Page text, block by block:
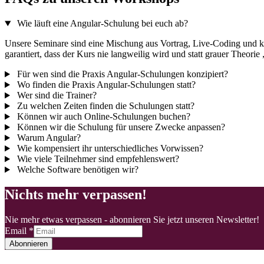
Wie läuft eine Angular-Schulung bei euch ab?
Unsere Seminare sind eine Mischung aus Vortrag, Live-Coding und
garantiert, dass der Kurs nie langweilig wird und statt grauer Theorie
Für wen sind die Praxis Angular-Schulungen konzipiert?
Wo finden die Praxis Angular-Schulungen statt?
Wer sind die Trainer?
Zu welchen Zeiten finden die Schulungen statt?
Können wir auch Online-Schulungen buchen?
Können wir die Schulung für unsere Zwecke anpassen?
Warum Angular?
Wie kompensiert ihr unterschiedliches Vorwissen?
Wie viele Teilnehmer sind empfehlenswert?
Welche Software benötigen wir?
Nichts mehr verpassen!
Nie mehr etwas verpassen - abonnieren Sie jetzt unseren Newsletter!
Email *
Abonnieren